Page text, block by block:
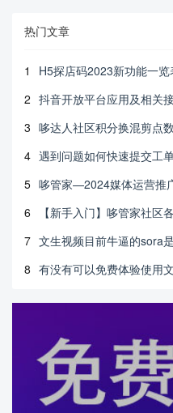
热门文章
1
H5探店码2023新功能一览
2 抖音开放平台应用及相关
3 哆达人社区积分换混剪点
4 遇到问题如何快速提交工
5 哆管家—2024媒体运营推
6
【新手入门】哆管家社区
7 文生视频目前牛逼的sora
8 有没有可以免费体验使用